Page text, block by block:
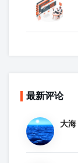
最新评论
大海